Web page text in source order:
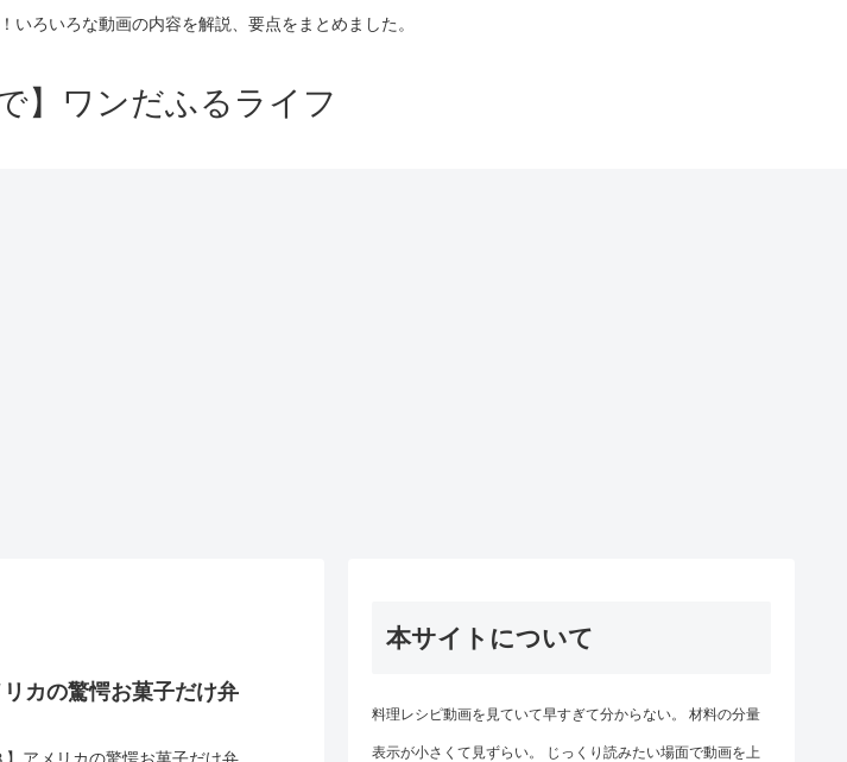
いろいろな動画の内容を解説、要点をまとめました。
】ワンだふるライフ
リカの驚愕お菓子だけ弁
本サイトについて
料理レシピ動画を見ていて早すぎて分からない。 材料の分量
表示が小さくて見ずらい。 じっくり読みたい場面で動画を上